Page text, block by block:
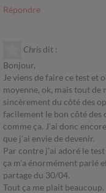
Répondre
Chris dit :
Bonjour,
Je viens de faire ce test et
moyenne, ok, mais tout de
sincèrement du côté des
facilement le bon côté des
comme ça. J’ai donc
que j’ai envie de devenir.
Par contre j’ai adoré le
ça m’a énormément parlé
partage du 30/04.
Tout ça me plait beaucoup.